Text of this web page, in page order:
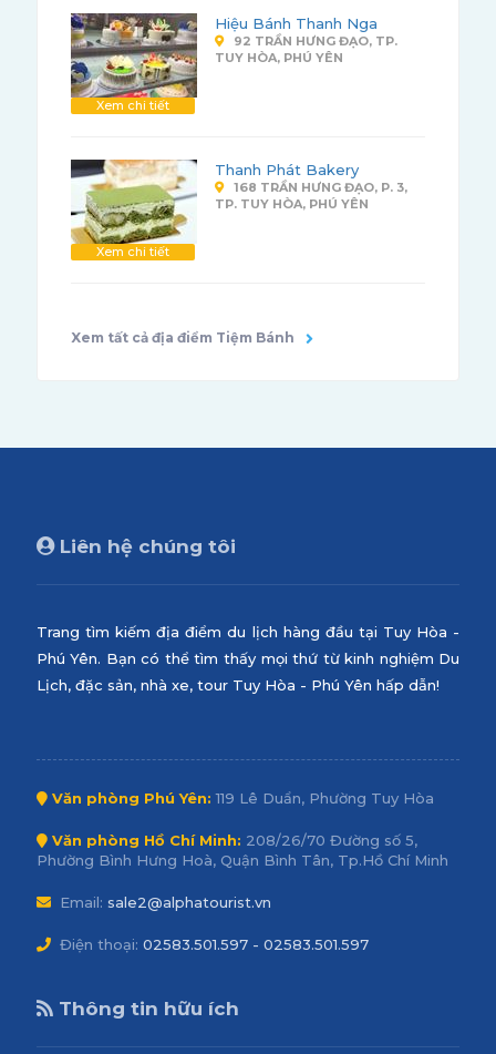
Xem chi tiết
Hiệu Bánh Thanh Nga
92 TRẦN HƯNG ĐẠO, TP.
TUY HÒA, PHÚ YÊN
Xem chi tiết
Thanh Phát Bakery
168 TRẦN HƯNG ĐẠO, P. 3,
TP. TUY HÒA, PHÚ YÊN
Xem tất cả địa điểm Tiệm Bánh
Liên hệ chúng tôi
Trang tìm kiếm địa điểm du lịch hàng đầu tại Tuy Hòa -
Phú Yên. Bạn có thể tìm thấy mọi thứ từ kinh nghiệm Du
Lịch, đặc sản, nhà xe, tour Tuy Hòa - Phú Yên hấp dẫn!
Văn phòng Phú Yên: 119 Lê Duẩn, Phường Tuy Hòa
Văn phòng Hồ Chí Minh: 208/26/70 Đường số 5,
Phường Bình Hưng Hoà, Quận Bình Tân, Tp.Hồ Chí Minh
Email: sale2@alphatourist.vn
Điện thoại: 02583.501.597 - 02583.501.597
Thông tin hữu ích